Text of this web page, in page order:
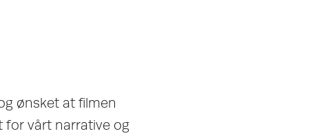
ønsket at filmen
for vårt narrative og